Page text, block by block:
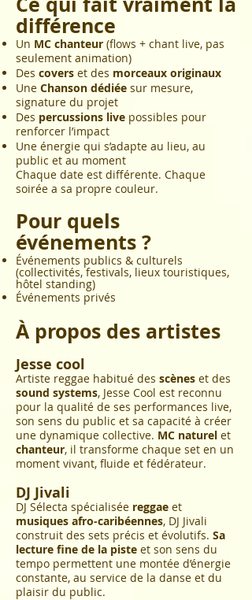
différence
Un MC chanteur (flows + chant live, pas
seulement animation)
Des covers et des morceaux originaux
Une Chanson dédiée sur mesure,
signature du projet
Des percussions live possibles pour
renforcer l’impact
Une énergie qui s’adapte au lieu, au
public et au moment
Chaque date est différente. Chaque
soirée a sa propre couleur.
Pour quels
événements ?
Événements publics & culturels
(collectivités, festivals, lieux touristiques,
hôtel standing)
Événements privés
À propos des artistes
Jesse cool
Artiste reggae habitué des scènes et des
sound systems, Jesse Cool est reconnu
pour la qualité de ses performances live,
son sens du public et sa capacité à créer
une dynamique collective. MC naturel et
chanteur, il transforme chaque set en un
moment vivant, fluide et fédérateur.
DJ Jivali
DJ Sélecta spécialisée reggae et
musiques afro-caribéennes, DJ Jivali
construit des sets précis et évolutifs. Sa
lecture fine de la piste et son sens du
tempo permettent une montée d’énergie
constante, au service de la danse et du
plaisir du public.